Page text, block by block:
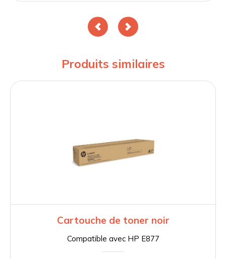
Produits similaires
Cartouche de toner noir
Compatible avec HP E877